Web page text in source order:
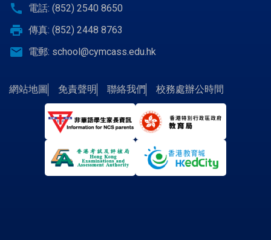
call 電話: (852) 2540 8650
print 傳真: (852) 2448 8763
email 電郵: school@cymcass.edu.hk
網站地圖 免責聲明 聯絡我們 校務處辦公時間